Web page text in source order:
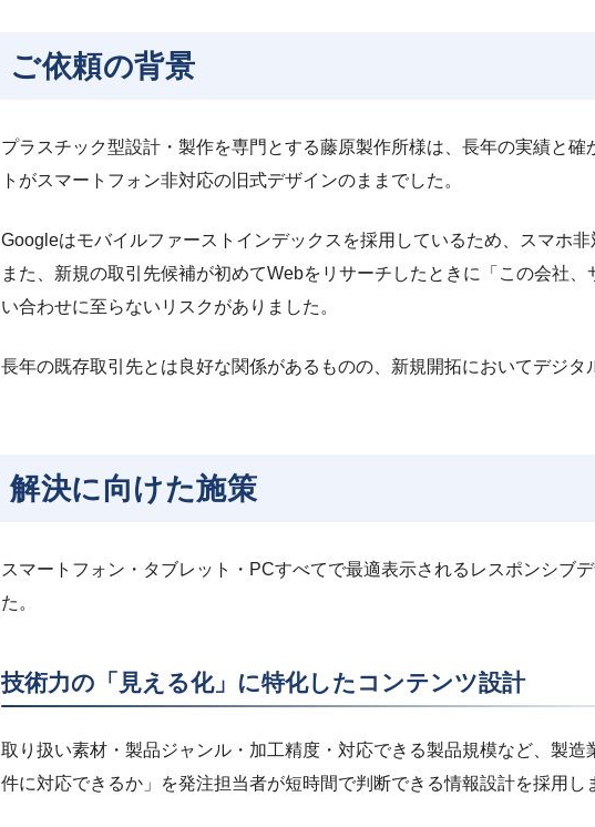
ご依頼の背景
プラスチック型設計・製作を専門とする藤原製作所様は、長年の実績と
トがスマートフォン非対応の旧式デザインのままでした。
Googleはモバイルファーストインデックスを採用しているため、スマホ
また、新規の取引先候補が初めてWebをリサーチしたときに「この会社
い合わせに至らないリスクがありました。
長年の既存取引先とは良好な関係があるものの、新規開拓においてデジタ
解決に向けた施策
スマートフォン・タブレット・PCすべてで最適表示されるレスポンシブ
た。
技術力の「見える化」に特化したコンテンツ設計
取り扱い素材・製品ジャンル・加工精度・対応できる製品規模など、製
件に対応できるか」を発注担当者が短時間で判断できる情報設計を採用し